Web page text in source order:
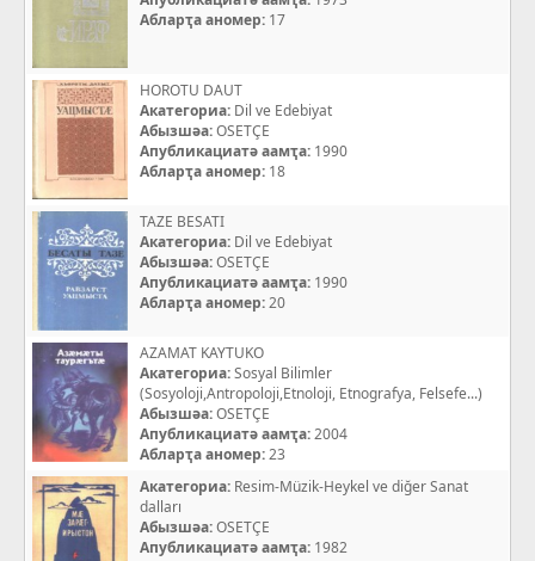
Абларҭа аномер: 17
HOROTU DAUT
Акатегориа: Dil ve Edebiyat
Абызшәа:OSETÇE
Апубликациатә аамҭа: 1990
Абларҭа аномер: 18
TAZE BESATI
Акатегориа: Dil ve Edebiyat
Абызшәа:OSETÇE
Апубликациатә аамҭа: 1990
Абларҭа аномер:20
AZAMAT KAYTUKO
Акатегориа:Sosyal Bilimler
(Sosyoloji,Antropoloji,Etnoloji, Etnografya, Felsefe...)
Абызшәа:OSETÇE
Апубликациатә аамҭа:2004
Абларҭа аномер:23
Акатегориа: Resim-Müzik-Heykel ve diğer Sanat
dalları
Абызшәа:OSETÇE
Апубликациатә аамҭа: 1982